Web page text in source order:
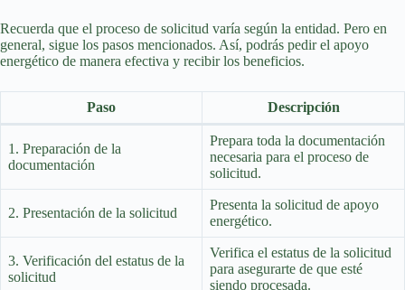
Recuerda que el proceso de solicitud varía según la entidad. Pero en
general, sigue los pasos mencionados. Así, podrás pedir el apoyo
energético de manera efectiva y recibir los beneficios.
Paso Descripción
1. Preparación de la
documentación
Prepara toda la documentación
necesaria para el proceso de
solicitud.
2. Presentación de la solicitud
Presenta la solicitud de apoyo
energético.
3. Verificación del estatus de la
solicitud
Verifica el estatus de la solicitud
para asegurarte de que esté
siendo procesada.